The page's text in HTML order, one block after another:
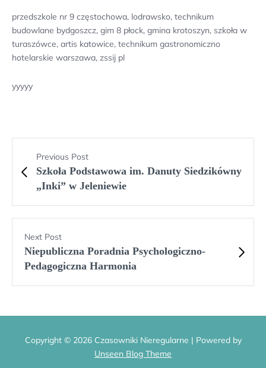
przedszkole nr 9 częstochowa, lodrawsko, technikum
budowlane bydgoszcz, gim 8 płock, gmina krotoszyn, szkoła w
turaszówce, artis katowice, technikum gastronomiczno
hotelarskie warszawa, zssij pl
yyyyy
Previous Post
Szkoła Podstawowa im. Danuty Siedzikówny
„Inki” w Jeleniewie
Next Post
Niepubliczna Poradnia Psychologiczno-
Pedagogiczna Harmonia
Copyright © 2026 Czasowniki Nieregularne | Powered by
Unseen Blog Theme